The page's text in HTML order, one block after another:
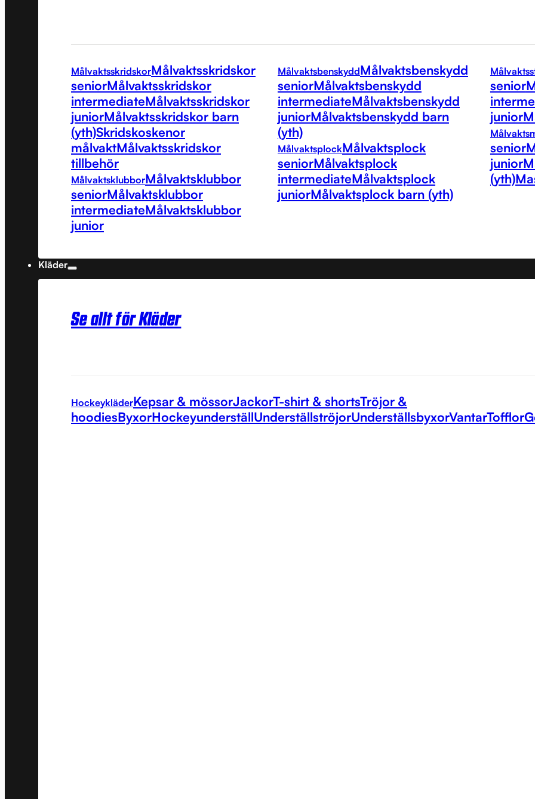
MålvaktsskridskorMålvaktsskridskor
seniorMålvaktsskridskor
intermediateMålvaktsskridskor
juniorMålvaktsskridskor barn
(yth)Skridskoskenor
målvaktMålvaktsskridskor
tillbehör
MålvaktsklubborMålvaktsklubbor
seniorMålvaktsklubbor
intermediateMålvaktsklubbor
junior
MålvaktsbenskyddMålvaktsbenskydd
seniorMålvaktsbenskydd
intermediateMålvaktsbenskydd
juniorMålvaktsbenskydd barn
(yth)
MålvaktsplockMålvaktsplock
seniorMålvaktsplock
intermediateMålvaktsplock
juniorMålvaktsplock barn (yth)
senior
junior
senior
junior
(yth)
Kläder
Se allt för Kläder
HockeykläderKepsar & mössorJackorT-shirt & shortsTröjor &
hoodiesByxorHockeyunderställUnderställströjorUnderställsbyxorVantarTofflor